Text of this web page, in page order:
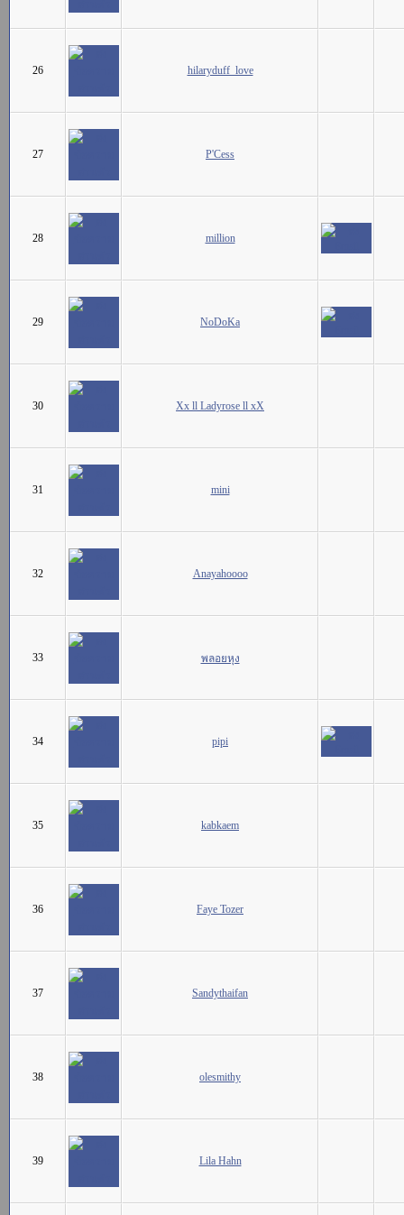
26 hilaryduff_love
27 P'Cess
28 million
29 NoDoKa
30 Xx ll Ladyrose ll xX
31 mini
32 Anayahoooo
33 พลอยหุง
34 pipi
35 kabkaem
36 Faye Tozer
37 Sandythaifan
38 olesmithy
39 Lila Hahn